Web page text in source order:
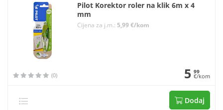
Pilot Korektor roler na klik 6m x 4
mm
Cijena za j.m.:5,99 €/kom
(0) 5 99
€/kom
Dodaj